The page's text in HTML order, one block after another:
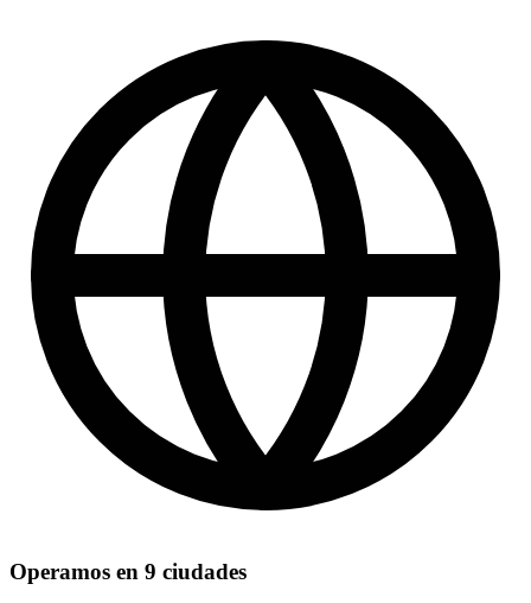
Operamos en 9 ciudades